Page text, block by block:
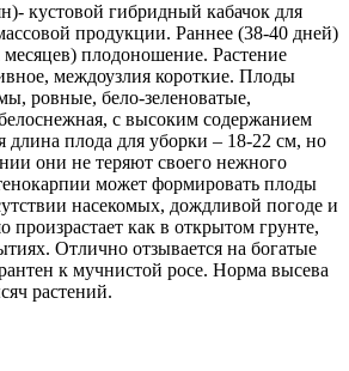
кустовой гибридный кабачок для
продукции. Раннее (38-40 дней)
плодоношение. Растение
междоузлия короткие. Плоды
ровные, бело-зеленоватые,
с высоким содержанием
длина плода для уборки – 18-22 см, но
они не теряют своего нежного
может формировать плоды
насекомых, дождливой погоде и
как в открытом грунте,
Отлично отзывается на богатые
к мучнистой росе. Норма высева
растений.